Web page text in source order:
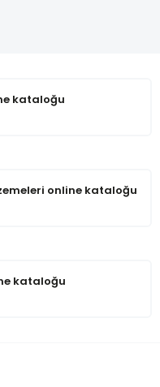
kataloğu
online kataloğu
kataloğu